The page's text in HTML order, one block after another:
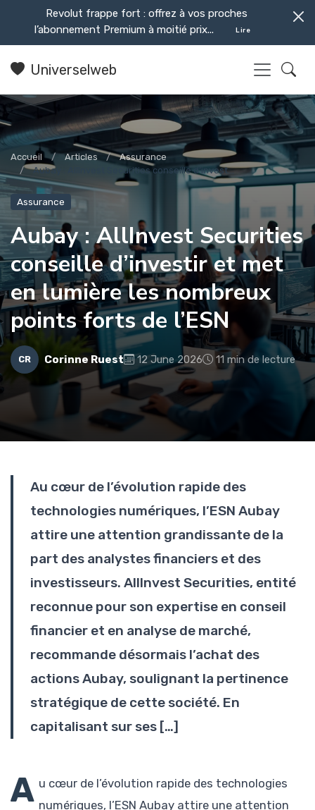
Revolut frappe fort : offrez à vos proches
l’abonnement Premium à moitié prix...
Lire
Universelweb
Accueil Articles
Assurance
Aubay : AllInvest Securities conseille d’invest...
Assurance
Aubay : AllInvest Securities
conseille d’investir et met
en lumière les nombreux
points forts de l’ESN
CR Corinne Ruest 12 June 2026 11 min de lecture
Au cœur de l’évolution rapide des
technologies numériques, l’ESN Aubay
attire une attention grandissante de la
part des analystes financiers et des
investisseurs. AllInvest Securities, entité
reconnue pour son expertise en conseil
financier et en analyse de marché,
recommande désormais l’achat des
actions Aubay, soulignant la pertinence
stratégique de cette société. En
capitalisant sur ses […]
A u cœur de l’évolution rapide des technologies
numériques, l’ESN Aubay attire une attention